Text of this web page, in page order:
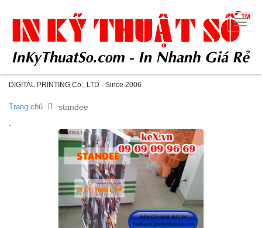
DIGITAL PRINTING Co., LTD - Since 2006
Toggle
Trang chủ standee
.